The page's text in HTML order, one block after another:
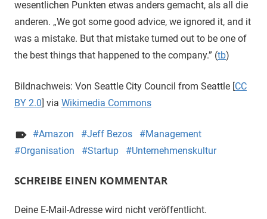
wesentlichen Punkten etwas anders gemacht, als all die
anderen. „We got some good advice, we ignored it, and it
was a mistake. But that mistake turned out to be one of
the best things that happened to the company.” (tb)
Bildnachweis: Von Seattle City Council from Seattle [CC
BY 2.0] via Wikimedia Commons
Amazon Jeff Bezos
Management
Organisation
Startup Unternehmenskultur
SCHREIBE EINEN KOMMENTAR
Deine E-Mail-Adresse wird nicht veröffentlicht.